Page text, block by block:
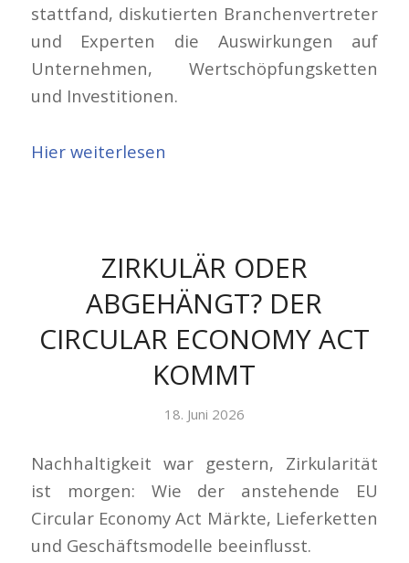
stattfand, diskutierten Branchenvertreter
und Experten die Auswirkungen auf
Unternehmen, Wertschöpfungsketten
und Investitionen.
Hier weiterlesen
ZIRKULÄR ODER
ABGEHÄNGT? DER
CIRCULAR ECONOMY ACT
KOMMT
18. Juni 2026
Nachhaltigkeit war gestern, Zirkularität
ist morgen: Wie der anstehende EU
Circular Economy Act Märkte, Lieferketten
und Geschäftsmodelle beeinflusst.